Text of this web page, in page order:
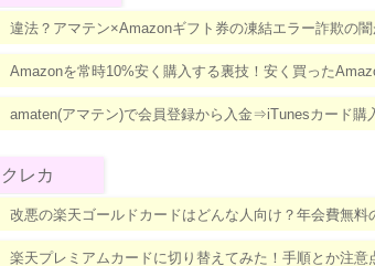
違法？アマテン×Amazonギフト券の凍結エラー詐欺の
Amazonを常時10%安く購入する裏技！安く買った
amaten(アマテン)で会員登録から入金⇒iTunesカード購
クレカ
改悪の楽天ゴールドカードはどんな人向け？年会費無料
楽天プレミアムカードに切り替えてみた！手順とか注意